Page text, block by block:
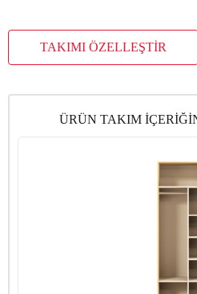
TAKIMI ÖZELLEŞTİR
ÜRÜN TAKIM